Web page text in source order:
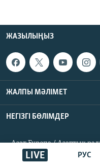
РУС
LIVE
ЖАЗЫЛЫҢЫЗ
ЖАЛПЫ МӘЛІМЕТ
НЕГІЗГІ БӨЛІМДЕР
Азат Еуропа / Азаттық
құқықтары қорғалған